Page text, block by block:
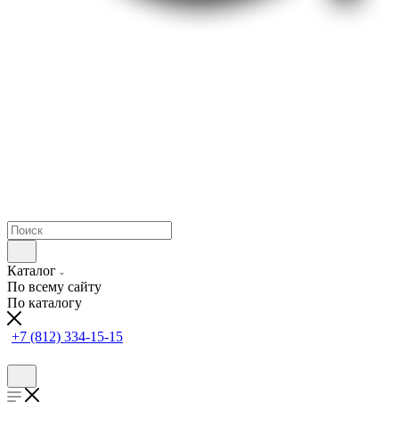
Каталог
По всему сайту
По каталогу
+7 (812) 334-15-15